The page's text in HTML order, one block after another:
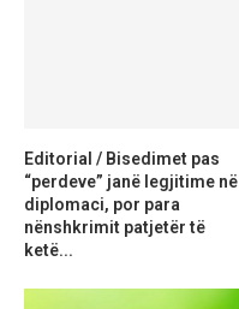
Editorial / Bisedimet pas
“perdeve” janë legjitime në
diplomaci, por para
nënshkrimit patjetër të
ketë...